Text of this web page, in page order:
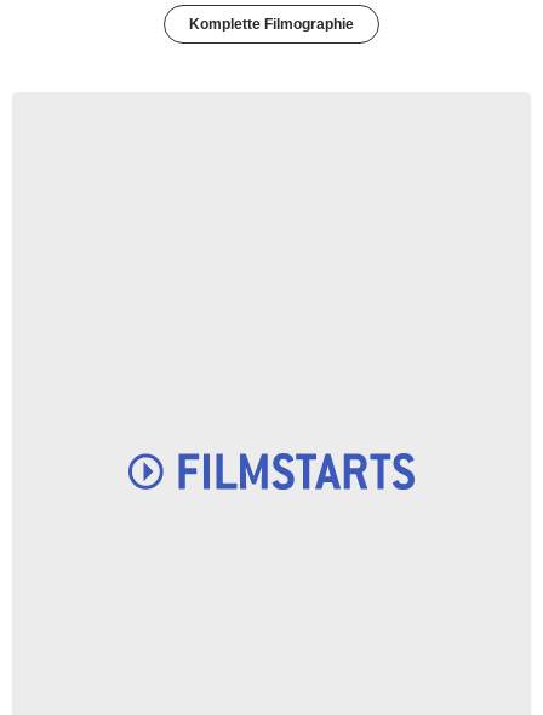
Komplette Filmographie